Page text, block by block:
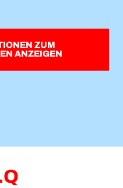
ZUM
ANZEIGEN